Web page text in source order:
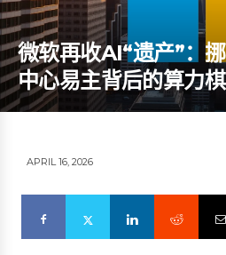
微软再收AI“遗产”：
中心易主背后的算力
APRIL 16, 2026